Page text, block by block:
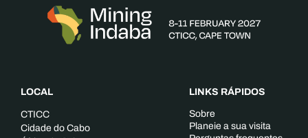
LOCAL
CTICC
Cidade do Cabo
LINKS RÁPIDOS
Sobre
Planeie a sua visita